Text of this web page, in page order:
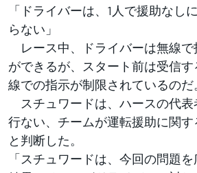
「ドライバーは、1人で援助なし
らない」
レース中、ドライバーは無線で
ができるが、スタート前は受信
線での指示が制限されているのだ
スチュワードは、ハースの代表
行ない、チームが運転援助に関
と判断した。
「スチュワードは、今回の問題